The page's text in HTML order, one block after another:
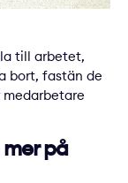
till arbetet,
bort, fastän de
medarbetare
på